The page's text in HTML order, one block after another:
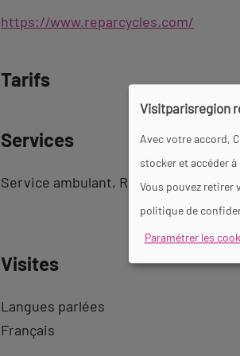
https://www.reparcycles.com/
Tarifs
Services
Service ambulant Réparation de
Visites
Langues parlées
Français
Visitparisregion
Avec votre accord,
stocker et accéder
Vous pouvez retirer
politique de
Paramétrer les